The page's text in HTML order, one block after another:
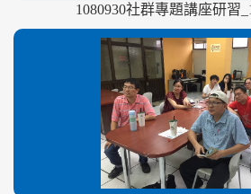
1080930社群專題講座研習